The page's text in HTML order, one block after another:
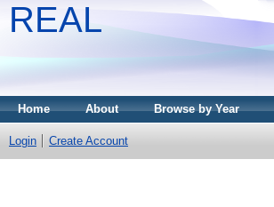
REAL
Home About Browse by Year
Login Create Account